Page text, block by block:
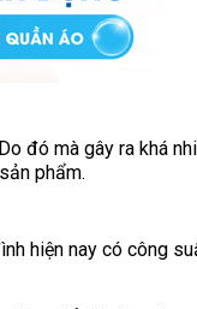
đó mà gây ra khá
phẩm.
hiện nay có công